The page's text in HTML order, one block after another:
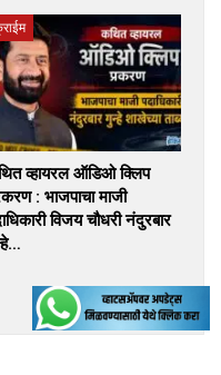
व्हायरल ऑडिओ क्लिप
: भाजपाचा माजी
विजय चौधरी नंदुरबार